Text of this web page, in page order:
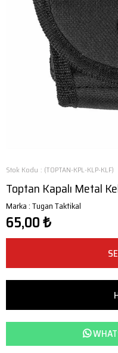
Stok Kodu (TOPTAN-KPL-KLP-KLF)
Toptan Kapalı Metal
Marka:Tugan Taktikal
65,00 ₺